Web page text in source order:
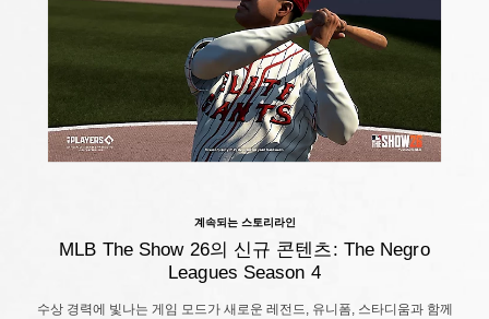
계속되는 스토리라인
MLB The Show 26의 신규 콘텐츠: The Negro
Leagues Season 4
수상 경력에 빛나는 게임 모드가 새로운 레전드, 유니폼, 스타디움과 함께